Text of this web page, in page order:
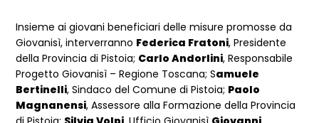
Insieme ai giovani beneficiari delle misure promosse da
Giovanisì, interverranno Federica Fratoni, Presidente
della Provincia di Pistoia; Carlo Andorlini, Responsabile
Progetto Giovanisì – Regione Toscana; Samuele
Bertinelli, Sindaco del Comune di Pistoia; Paolo
Magnanensi, Assessore alla Formazione della Provincia